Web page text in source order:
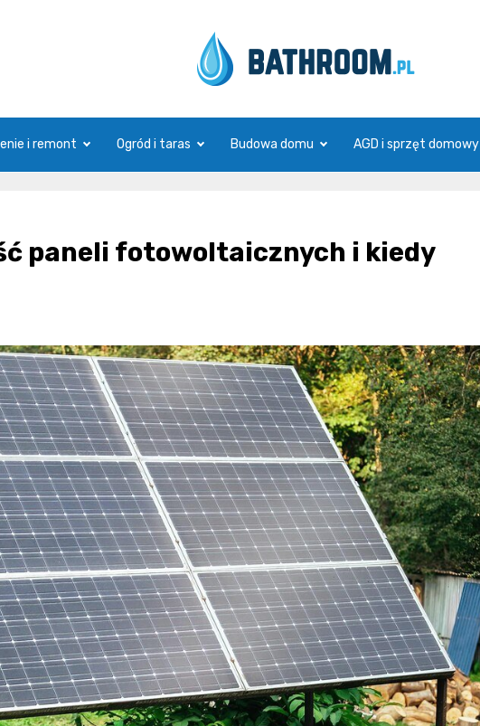
Bathroom.pl
i remont Ogród i taras Budowa domu AGD i sprzęt domowy
paneli fotowoltaicznych i kiedy